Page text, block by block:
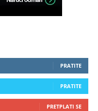
PRATITE
PRATITE
PRETPLATI SE